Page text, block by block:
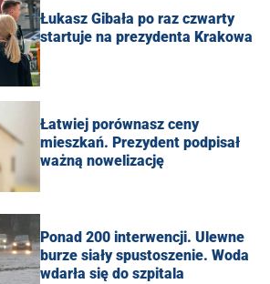
Łukasz Gibała po raz czwarty
startuje na prezydenta Krakowa
Łatwiej porównasz ceny
mieszkań. Prezydent podpisał
ważną nowelizację
Ponad 200 interwencji. Ulewne
burze siały spustoszenie. Woda
wdarła się do szpitala